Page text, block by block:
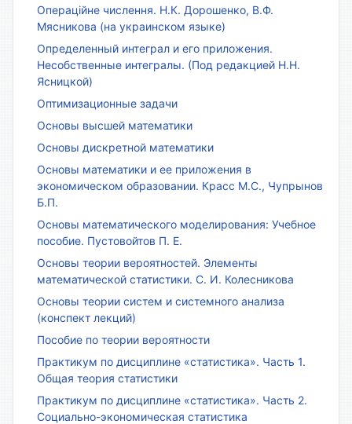
Операційне числення. Н.К. Дорошенко, В.Ф.
Мясникова (на украинском языке)
Определенный интеграл и его приложения.
Несобственные интегралы. (Под редакцией Н.Н.
Ясницкой)
Оптимизационные задачи
Основы высшей математики
Основы дискретной математики
Основы математики и ее приложения в
экономическом образовании. Красс М.С., Чупрынов
Б.П.
Основы математического моделирования: Учебное
пособие. Пустовойтов П. Е.
Основы теории вероятностей. Элементы
математической статистики. С. И. Колесникова
Основы теории систем и системного анализа
(конспект лекций)
Пособие по теории вероятности
Практикум по дисциплине «статистика». Часть 1.
Общая теория статистики
Практикум по дисциплине «статистика». Часть 2.
Социально-экономическая статистика